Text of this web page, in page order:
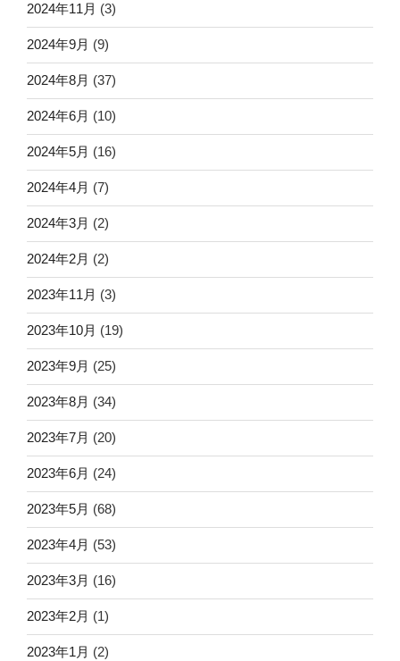
2024年11月 (3)
2024年9月 (9)
2024年8月 (37)
2024年6月 (10)
2024年5月 (16)
2024年4月 (7)
2024年3月 (2)
2024年2月 (2)
2023年11月 (3)
2023年10月 (19)
2023年9月 (25)
2023年8月 (34)
2023年7月 (20)
2023年6月 (24)
2023年5月 (68)
2023年4月 (53)
2023年3月 (16)
2023年2月 (1)
2023年1月 (2)